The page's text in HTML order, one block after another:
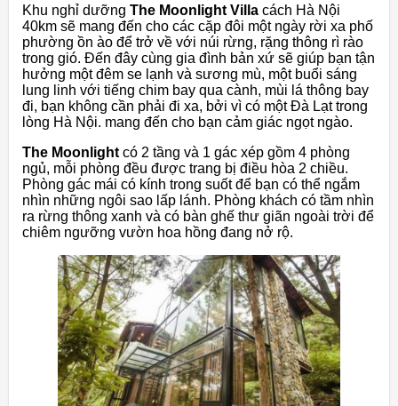
Khu nghỉ dưỡng The Moonlight Villa cách Hà Nội
40km sẽ mang đến cho các cặp đôi một ngày rời xa phố
phường ồn ào để trở về với núi rừng, rặng thông rì rào
trong gió. Đến đây cùng gia đình bản xứ sẽ giúp bạn tận
hưởng một đêm se lạnh và sương mù, một buổi sáng
lung linh với tiếng chim bay qua cành, mùi lá thông bay
đi, bạn không cần phải đi xa, bởi vì có một Đà Lạt trong
lòng Hà Nội. mang đến cho bạn cảm giác ngọt ngào.
The Moonlight có 2 tầng và 1 gác xép gồm 4 phòng
ngủ, mỗi phòng đều được trang bị điều hòa 2 chiều.
Phòng gác mái có kính trong suốt để bạn có thể ngắm
nhìn những ngôi sao lấp lánh. Phòng khách có tầm nhìn
ra rừng thông xanh và có bàn ghế thư giãn ngoài trời để
chiêm ngưỡng vườn hoa hồng đang nở rộ.